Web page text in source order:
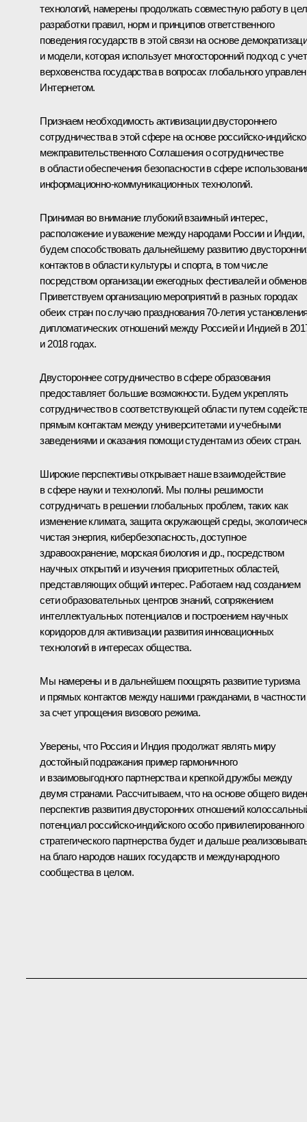
технологий, намерены продолжать совместную работу в
разработки правил, норм и принципов ответственного
поведения государств в этой связи на основе
и модели, которая использует многосторонний подход с
верховенства государства в вопросах глобального
Интернетом.
Признаем необходимость активизации двустороннего
сотрудничества в этой сфере на основе российско-
межправительственного Соглашения о сотрудничестве
в области обеспечения безопасности в сфере
информационно-коммуникационных технологий.
Принимая во внимание глубокий взаимный интерес,
расположение и уважение между народами России и Индии,
будем способствовать дальнейшему развитию
контактов в области культуры и спорта, в том числе
посредством организации ежегодных фестивалей и
Приветствуем организацию мероприятий в разных городах
обеих стран по случаю празднования 70-летия
дипломатических отношений между Россией и Индией в
и 2018 годах.
Двустороннее сотрудничество в сфере образования
предоставляет большие возможности. Будем укреплять
сотрудничество в соответствующей области путем
прямым контактам между университетами и учебными
заведениями и оказания помощи студентам из обеих стран.
Широкие перспективы открывает наше взаимодействие
в сфере науки и технологий. Мы полны решимости
сотрудничать в решении глобальных проблем, таких как
изменение климата, защита окружающей среды,
чистая энергия, кибербезопасность, доступное
здравоохранение, морская биология и др., посредством
научных открытий и изучения приоритетных областей,
представляющих общий интерес. Работаем над созданием
сети образовательных центров знаний, сопряжением
интеллектуальных потенциалов и построением научных
коридоров для активизации развития инновационных
технологий в интересах общества.
Мы намерены и в дальнейшем поощрять развитие туризма
и прямых контактов между нашими гражданами, в частности
за счет упрощения визового режима.
Уверены, что Россия и Индия продолжат являть миру
достойный подражания пример гармоничного
и взаимовыгодного партнерства и крепкой дружбы между
двумя странами. Рассчитываем, что на основе общего
перспектив развития двусторонних отношений
потенциал российско-индийского особо привилегированного
стратегического партнерства будет и дальше
на благо народов наших государств и международного
сообщества в целом.